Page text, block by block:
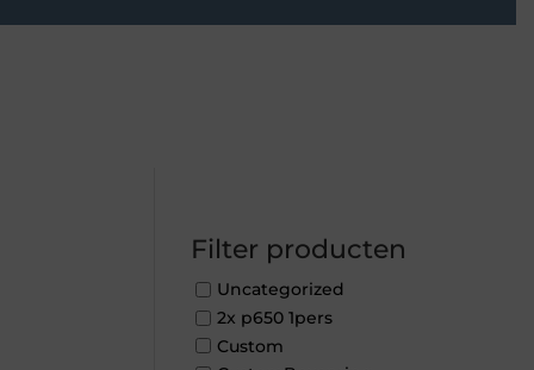
Filter producten
Uncategorized
2x p650 1pers
Custom